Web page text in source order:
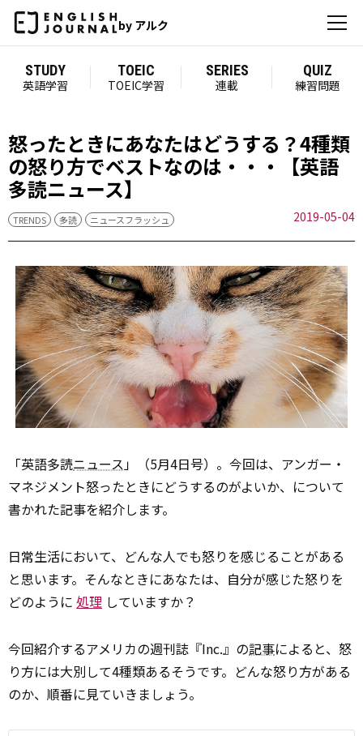
by アルク
STUDY
英語学習
TOEIC
TOEIC学習
SERIES
連載
QUIZ
練習問題
怒ったときにあなたはどうする？4種類
の怒り方でベストなのは・・・【英語
多読ニュース】
TRENDS 多読 ニュースフラッシュ 2019-05-04
「英語多読ニュース」（5月4日号）。今回は、アンガー・
マネジメント――怒ったときにどうするのがよいか、について
書かれた記事を紹介します。
日常生活において、どんな人でも怒りを感じることがある
と思います。そんなときにあなたは、自分が感じた怒りを
どのように 処理 していますか？
今回紹介するアメリカの週刊誌『Inc.』の記事によると、怒
り方には大別して4種類あるそうです。どんな怒り方がある
のか、順番に見ていきましょう。